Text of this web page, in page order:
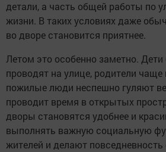
детали, а часть общей работы по
жизни. В таких условиях даже
во дворе становится приятнее.
Летом это особенно заметно.
проводят на улице, родители
пожилые люди неспешно гуляют
проводит время в открытых
дворы становятся удобнее и
выполнять важную социальную
жителей и делают повседневность